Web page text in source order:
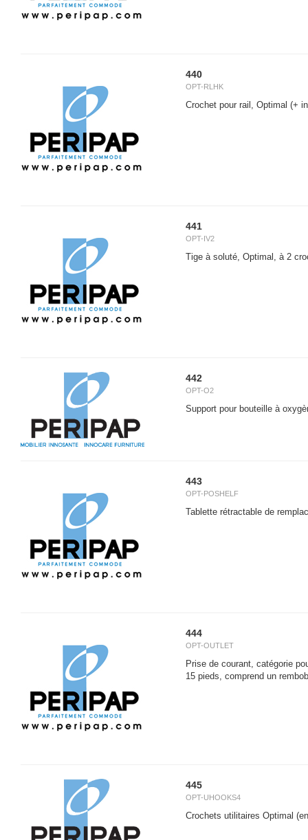
440
OPT-RLHK
Crochet pour rail, Optimal (+
441
OPT-IV2
Tige à soluté, Optimal, à 2
442
OPT-O2
Support pour bouteille à
443
OPT-POSHELF
Tablette rétractable de
444
OPT-OUTLET
Prise de courant, catégorie
15 pieds, comprend un
445
OPT-UHOOKS4
Crochets utilitaires Optimal